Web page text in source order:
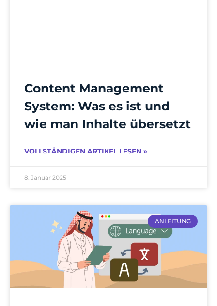
Content Management
System: Was es ist und
wie man Inhalte übersetzt
VOLLSTÄNDIGEN ARTIKEL LESEN »
8. Januar 2025
ANLEITUNG